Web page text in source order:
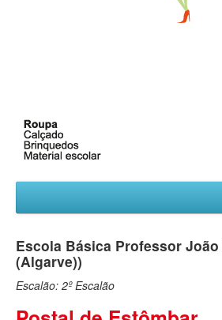
Inscrição
Trabalhos
Escola Básica Professor
(Algarve))
Escalão: 2º Escalão